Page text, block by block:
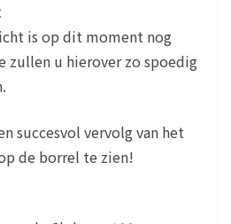
is op dit moment nog
zullen u hierover zo spoedig
succesvol vervolg van het
de borrel te zien!